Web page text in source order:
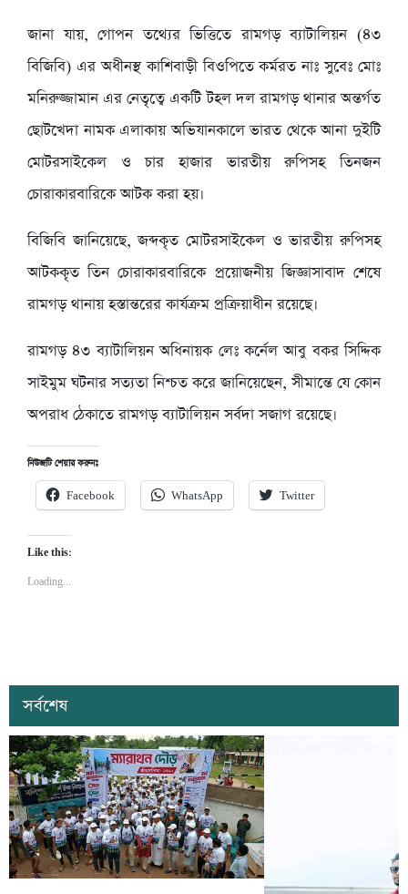
জানা যায়, গোপন তথ্যের ভিত্তিতে রামগড় ব্যাটালিয়ন (৪৩
বিজিবি) এর অধীনস্থ কাশিবাড়ী বিওপিতে কর্মরত নাঃ সুবেঃ মোঃ
মনিরুজ্জামান এর নেতৃত্বে একটি টহল দল রামগড় থানার অন্তর্গত
ছোটখেদা নামক এলাকায় অভিযানকালে ভারত থেকে আনা দুইটি
মোটরসাইকেল ও চার হাজার ভারতীয় রুপিসহ তিনজন
চোরাকারবারিকে আটক করা হয়।
বিজিবি জানিয়েছে, জব্দকৃত মোটরসাইকেল ও ভারতীয় রুপিসহ
আটককৃত তিন চোরাকারবারিকে প্রয়োজনীয় জিজ্ঞাসাবাদ শেষে
রামগড় থানায় হস্তান্তরের কার্যক্রম প্রক্রিয়াধীন রয়েছে।
রামগড় ৪৩ ব্যাটালিয়ন অধিনায়ক লেঃ কর্নেল আবু বকর সিদ্দিক
সাইমুম ঘটনার সত্যতা নিশ্চত করে জানিয়েছেন, সীমান্তে যে কোন
অপরাধ ঠেকাতে রামগড় ব্যাটালিয়ন সর্বদা সজাগ রয়েছে।
নিউজটি শেয়ার করুনঃ
Facebook WhatsApp Twitter
Like this:
Loading...
সর্বশেষ